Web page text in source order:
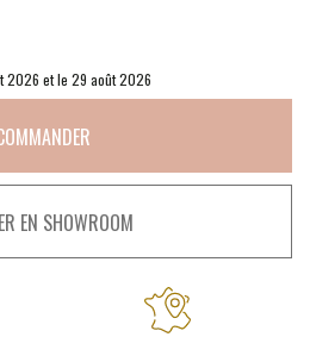
2026 et le 29 août 2026
EN SHOWROOM